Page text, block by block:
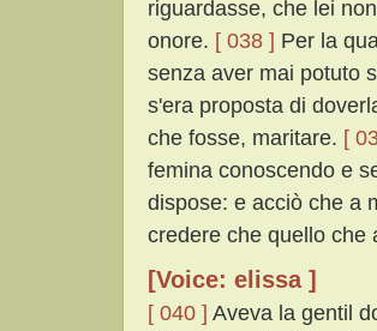
riguardasse, che lei
onore. [ 038 ] Per la
senza aver mai potuto
s'era proposta di
che fosse, maritare. [
femina conoscendo e
dispose: e acciò che a
credere che quello che
[Voice: elissa ]
[ 040 ] Aveva la gentil